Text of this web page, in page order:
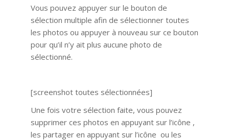
Vous pouvez appuyer sur le bouton de
sélection multiple afin de sélectionner toutes
les photos ou appuyer à nouveau sur ce bouton
pour qu’il n’y ait plus aucune photo de
sélectionné.
[screenshot toutes sélectionnées]
Une fois votre sélection faite, vous pouvez
supprimer ces photos en appuyant sur l’icône ,
les partager en appuyant sur l’icône ou les